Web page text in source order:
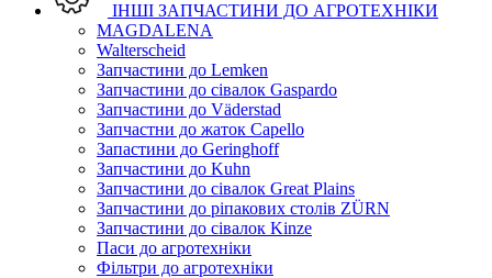
ІНШІ ЗАПЧАСТИНИ ДО АГРОТЕХНІКИ
MAGDALENA
Walterscheid
Запчастини до Lemken
Запчастини до сівалок Gaspardo
Запчастини до Väderstad
Запчастни до жаток Capello
Запастини до Geringhoff
Запчастини до Kuhn
Запчастини до сівалок Great Plains
Запчастини до ріпакових столів ZÜRN
Запчастини до сівалок Kinze
Паси до агротехніки
Фільтри до агротехніки